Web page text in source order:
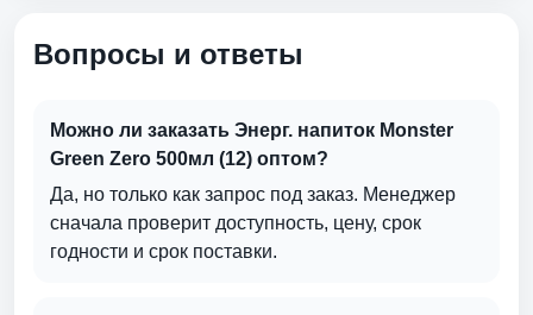
Вопросы и ответы
Можно ли заказать Энерг. напиток Monster
Green Zero 500мл (12) оптом?
Да, но только как запрос под заказ. Менеджер
сначала проверит доступность, цену, срок
годности и срок поставки.